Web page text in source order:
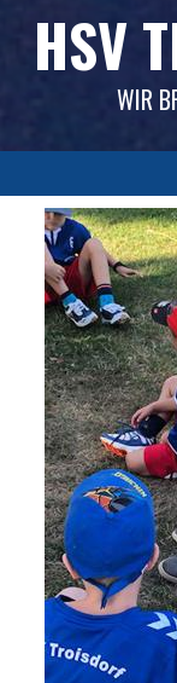
HSV
WIR